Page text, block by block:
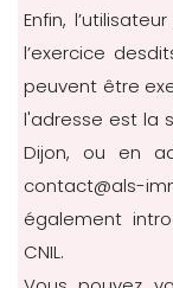
Enfin,
l’exercice
peuvent être
l'adresse est la
Dijon, ou en
contact@als-
également
CNIL.